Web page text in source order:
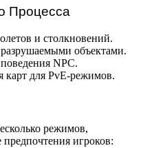
Процесса
и столкновений.
объектами.
NPC.
карт для PvE-режимов.
режимов,
игроков: